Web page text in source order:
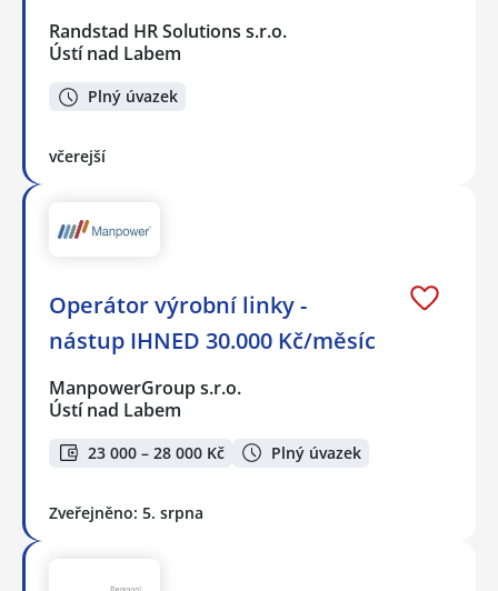
Randstad HR Solutions s.r.o.
Ústí nad Labem
Plný úvazek
včerejší
Operátor výrobní linky -
nástup IHNED 30.000 Kč/měsíc
ManpowerGroup s.r.o.
Ústí nad Labem
23 000 – 28 000 Kč Plný úvazek
Zveřejněno: 5. srpna